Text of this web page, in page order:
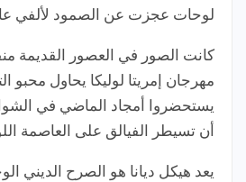
لوحات عجزت عن الصمود لألفي
كانت الصور في العصور القديمة
مهرجان إمريتا لوليكا يحاول محبو
يستحضروا أمجاد الماضي في
أن تسيطر الفيالق على العاصمة
يعد هيكل ديانا هو الصرح الديني